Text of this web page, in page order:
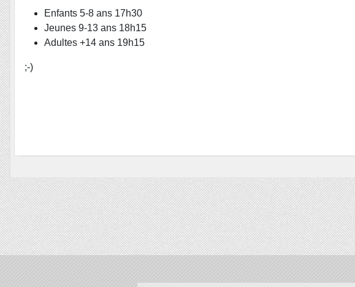
Enfants 5-8 ans 17h30
Jeunes 9-13 ans 18h15
Adultes +14 ans 19h15
;-)